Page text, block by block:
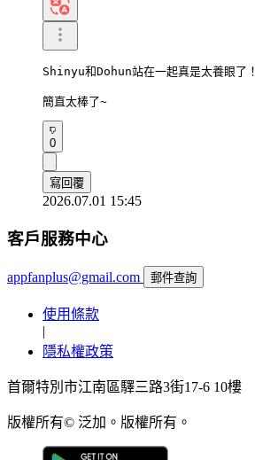
Shinyu和Dohun站在一起真是太養眼了！
簡直太棒了~
0
寫回覆
2026.07.01 15:45
客戶服務中心
appfanplus@gmail.com 郵件查詢
使用條款
|
隱私權政策
首爾特別市江南區驛三路3街17-6 10樓
版權所有© 泛加。版權所有。